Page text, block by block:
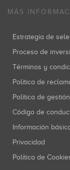
MÁS
Estrategia de
Proceso de
Términos y
Política de
Política de
Código de
Información
Privacidad
Política de